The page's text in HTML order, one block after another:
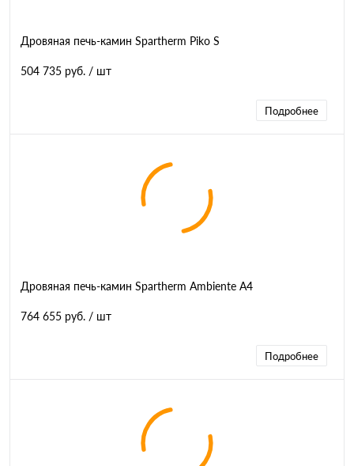
Дровяная печь-камин Spartherm Piko S
504 735 руб. / шт
Подробнее
Дровяная печь-камин Spartherm Ambiente A4
764 655 руб. / шт
Подробнее